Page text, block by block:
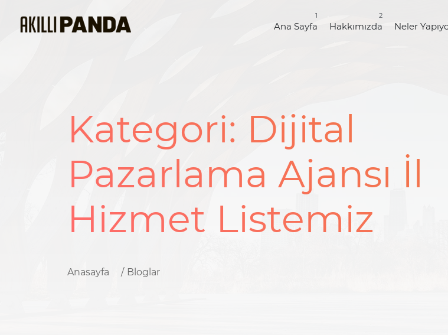
1
Ana Sayfa
2
Hakkımızda Neler
Kategori: Dijital
Pazarlama Ajansı İl
Hizmet Listemiz
Anasayfa Bloglar